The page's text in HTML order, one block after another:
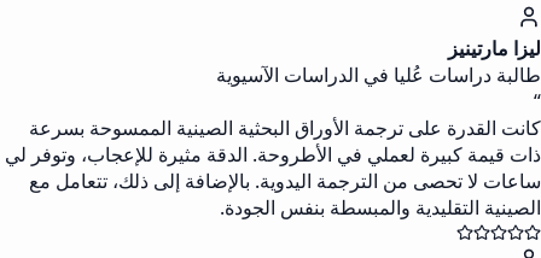
ليزا مارتينيز
طالبة دراسات عُليا في الدراسات الآسيوية
“
كانت القدرة على ترجمة الأوراق البحثية الصينية الممسوحة بسرعة
ذات قيمة كبيرة لعملي في الأطروحة. الدقة مثيرة للإعجاب، وتوفر لي
ساعات لا تحصى من الترجمة اليدوية. بالإضافة إلى ذلك، تتعامل مع
الصينية التقليدية والمبسطة بنفس الجودة.